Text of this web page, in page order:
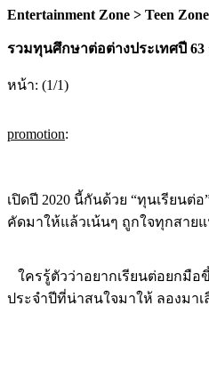
Entertainment Zone > Teen Zone
รวมทุนศึกษาต่อต่างประเทศปี
หน้า: (1/1)
promotion:
เปิดปี 2020 นี้กันด้วย “ทุนเรียนต่อ
คัดมาให้แล้วเน้นๆ ถูกใจทุกสาย
ใครรู้ตัวว่าอยากเรียนต่อยกมือ
ประจำปีที่น่าสนใจมาให้ ลองมา